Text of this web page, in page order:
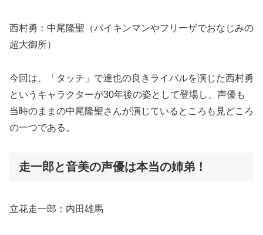
西村勇：中尾隆聖（バイキンマンやフリーザでおなじみの
超大御所）
今回は、「タッチ」で達也の良きライバルを演じた西村勇
というキャラクターが30年後の姿として登場し、声優も
当時のままの中尾隆聖さんが演じているところも見どころ
の一つである。
走一郎と音美の声優は本当の姉弟！
立花走一郎：内田雄馬